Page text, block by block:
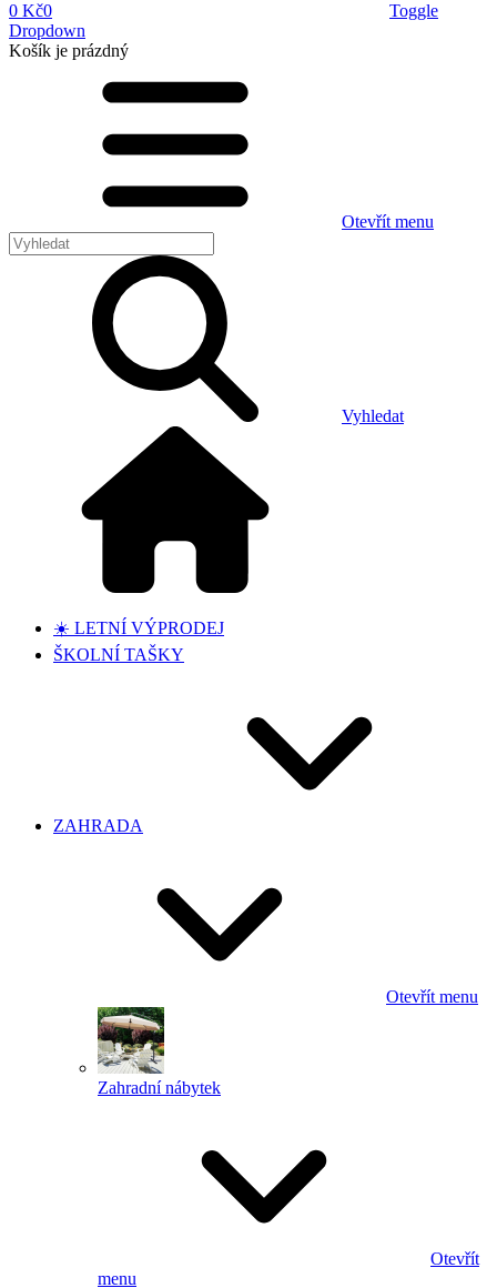
0 Kč0
Toggle
Dropdown
Košík je prázdný
Otevřít menu
Vyhledat
☀️ LETNÍ VÝPRODEJ
ŠKOLNÍ TAŠKY
ZAHRADA
Otevřít menu
Zahradní nábytek
Otevřít
menu